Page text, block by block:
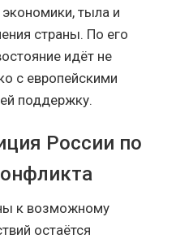
тыла и
страны. По его
идёт не
с европейскими
поддержку.
России по
к возможному
остаётся